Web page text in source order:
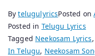
BytelugulyricsPosted on
Posted in Telugu Lyrics
Tagged Neekosam Lyrics,
In Telugu, Neekosam